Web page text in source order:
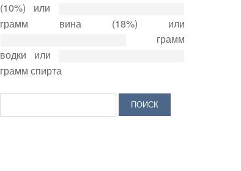
(10%) или
грамм вина (18%) или
грамм
водки или
грамм спирта